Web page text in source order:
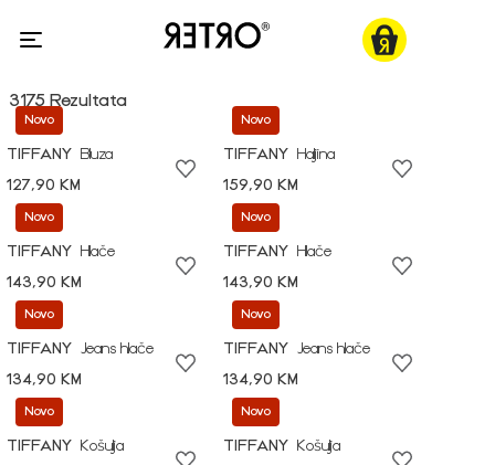
3175 Rezultata
Novo
TIFFANY
Bluza
127,90 KM
Novo
TIFFANY
Haljina
159,90 KM
Novo
TIFFANY
Hlače
143,90 KM
Novo
TIFFANY
Hlače
143,90 KM
Novo
TIFFANY
Jeans hlače
134,90 KM
Novo
TIFFANY
Jeans hlače
134,90 KM
Novo
TIFFANY
Košulja
Novo
TIFFANY
Košulja